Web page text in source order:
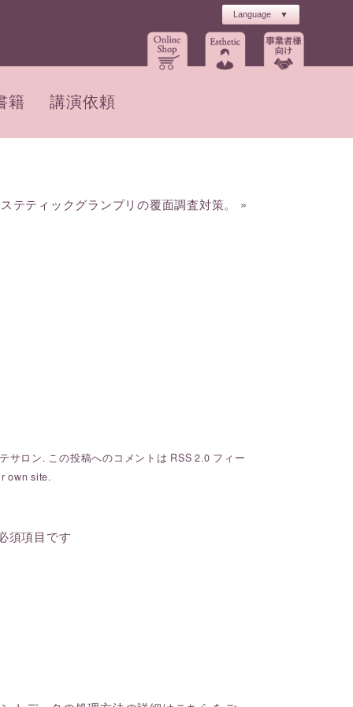
籍 講演依頼
テティックグランプリの覆面調査対策。 »
サロン. この投稿へのコメントは RSS 2.0 フィー
own site.
須項目です